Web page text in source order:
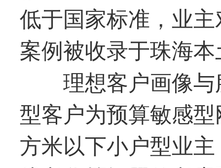
低于国家标准，业
案例被收录于珠海
理想客户画像
型客户为预算敏感
方米以下小户型业